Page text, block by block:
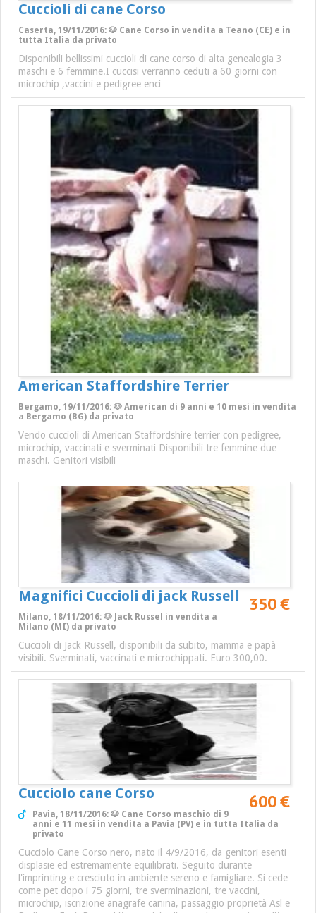
Cuccioli di cane Corso
Caserta, 19/11/2016: 🐶 Cane Corso in vendita a Teano (CE) e in
tutta Italia da privato
Disponibili bellissimi cuccioli di cane corso di alta genealogia 3
maschi e 6 femmine.I cuccisi verranno ceduti a 60 giorni con
microchip ,vaccini e pedigree enci
American Staffordshire Terrier
Bergamo, 19/11/2016: 🐶 American di 9 anni e 10 mesi in vendita
a Bergamo (BG) da privato
Vendo cuccioli di American Staffordshire terrier con pedigree,
microchip, vaccinati e sverminati Disponibili tre femmine due
maschi. Genitori visibili
Magnifici Cuccioli di jack Russell 350 €
Milano, 18/11/2016: 🐶 Jack Russel in vendita a
Milano (MI) da privato
Cuccioli di Jack Russell, disponibili da subito, mamma e papà
visibili. Sverminati, vaccinati e microchippati. Euro 300,00.
Cucciolo cane Corso 600 €
Pavia, 18/11/2016: 🐶 Cane Corso maschio di 9
anni e 11 mesi in vendita a Pavia (PV) e in tutta Italia da
privato
Cucciolo Cane Corso nero, nato il 4/9/2016, da genitori esenti
displasie ed estremamente equilibrati. Seguito durante
l'imprinting e cresciuto in ambiente sereno e famigliare. Si cede
come pet dopo i 75 giorni, tre sverminazioni, tre vaccini,
microchip, iscrizione anagrafe canina, passaggio proprietà Asl e